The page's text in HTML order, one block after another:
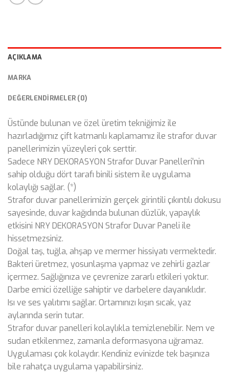
AÇIKLAMA
MARKA
DEĞERLENDIRMELER (0)
Üstünde bulunan ve özel üretim tekniğimiz ile
hazırladığımız çift katmanlı kaplamamız ile strafor duvar
panellerimizin yüzeyleri çok serttir.
Sadece NRY DEKORASYON Strafor Duvar Panelleri’nin
sahip olduğu dört tarafı binili sistem ile uygulama
kolaylığı sağlar. (*)
Strafor duvar panellerimizin gerçek girintili çıkıntılı dokusu
sayesinde, duvar kağıdında bulunan düzlük, yapaylık
etkisini NRY DEKORASYON Strafor Duvar Paneli ile
hissetmezsiniz.
Doğal taş, tuğla, ahşap ve mermer hissiyatı vermektedir.
Bakteri üretmez, yosunlaşma yapmaz ve zehirli gazlar
içermez. Sağlığınıza ve çevrenize zararlı etkileri yoktur.
Darbe emici özelliğe sahiptir ve darbelere dayanıklıdır.
Isı ve ses yalıtımı sağlar. Ortamınızı kışın sıcak, yaz
aylarında serin tutar.
Strafor duvar panelleri kolaylıkla temizlenebilir. Nem ve
sudan etkilenmez, zamanla deformasyona uğramaz.
Uygulaması çok kolaydır. Kendiniz evinizde tek başınıza
bile rahatça uygulama yapabilirsiniz.